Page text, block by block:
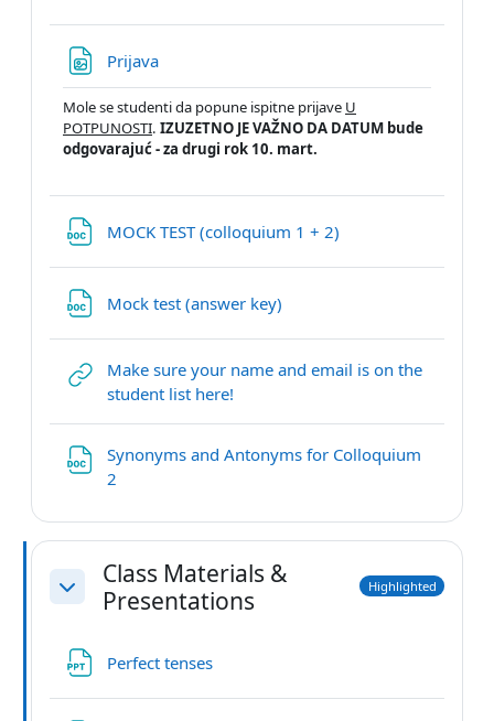
Prijava
Mole se studenti da popune ispitne prijave U
POTPUNOSTI. IZUZETNO JE VAŽNO DA DATUM bude
odgovarajuć - za drugi rok 10. mart.
MOCK TEST (colloquium 1 + 2)
Mock test (answer key)
Make sure your name and email is on the
student list here!
Synonyms and Antonyms for Colloquium
2
Collapse
Class Materials &
Presentations
Highlighted
Perfect tenses